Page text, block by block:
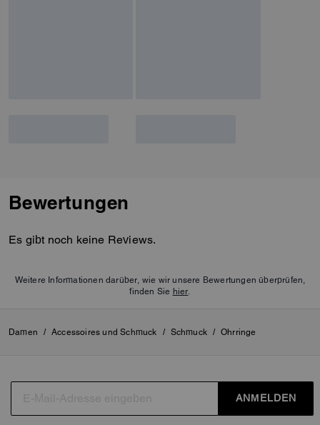
Bewertungen
Es gibt noch keine Reviews.
Weitere Informationen darüber, wie wir unsere Bewertungen überprüfen,
finden Sie hier
Damen / Accessoires und Schmuck / Schmuck / Ohrringe
ANMELDEN